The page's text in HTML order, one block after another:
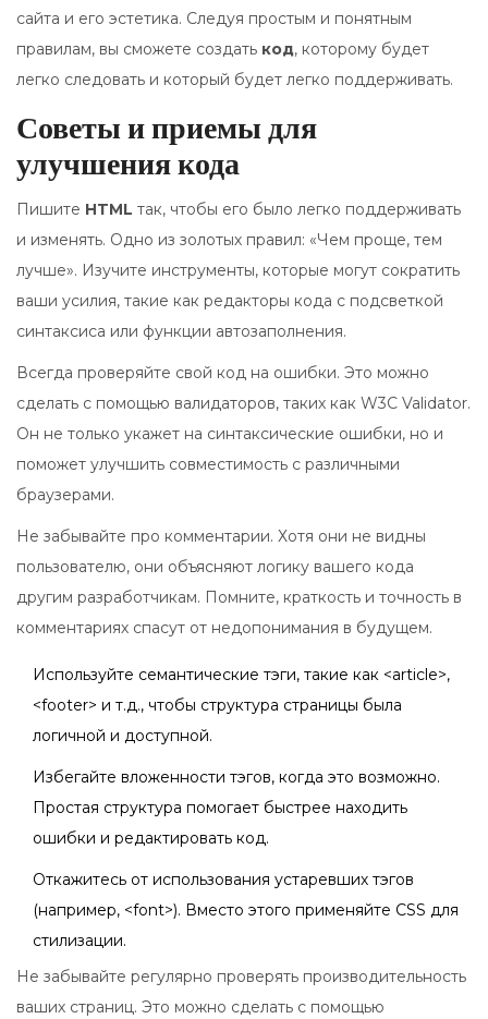
сайта и его эстетика. Следуя простым и понятным
правилам, вы сможете создать код, которому будет
легко следовать и который будет легко поддерживать.
Советы и приемы для
улучшения кода
Пишите HTML так, чтобы его было легко поддерживать
и изменять. Одно из золотых правил: «Чем проще, тем
лучше». Изучите инструменты, которые могут сократить
ваши усилия, такие как редакторы кода с подсветкой
синтаксиса или функции автозаполнения.
Всегда проверяйте свой код на ошибки. Это можно
сделать с помощью валидаторов, таких как W3C Validator.
Он не только укажет на синтаксические ошибки, но и
поможет улучшить совместимость с различными
браузерами.
Не забывайте про комментарии. Хотя они не видны
пользователю, они объясняют логику вашего кода
другим разработчикам. Помните, краткость и точность в
комментариях спасут от недопонимания в будущем.
Используйте семантические тэги, такие как <article>,
<footer> и т.д., чтобы структура страницы была
логичной и доступной.
Избегайте вложенности тэгов, когда это возможно.
Простая структура помогает быстрее находить
ошибки и редактировать код.
Откажитесь от использования устаревших тэгов
(например, <font>). Вместо этого применяйте CSS для
стилизации.
Не забывайте регулярно проверять производительность
ваших страниц. Это можно сделать с помощью